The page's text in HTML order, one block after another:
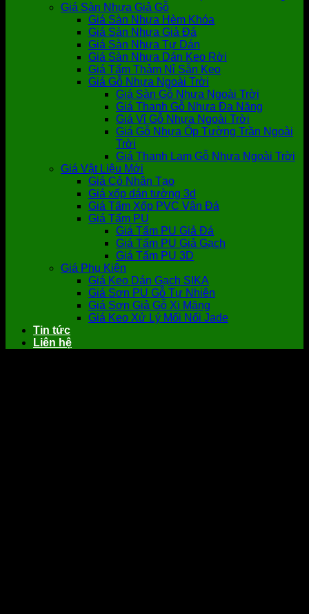
Giá Sàn Nhựa Giả Gỗ
Giá Sàn Nhựa Hèm Khóa
Giá Sàn Nhựa Giả Đá
Giá Sàn Nhựa Tự Dán
Giá Sàn Nhựa Dán Keo Rời
Giá Tấm Thảm Nỉ Sẵn Keo
Giá Gỗ Nhựa Ngoài Trời
Giá Sàn Gỗ Nhựa Ngoài Trời
Giá Thanh Gỗ Nhựa Đa Năng
Giá Vỉ Gỗ Nhựa Ngoài Trời
Giá Gỗ Nhựa Ốp Tường Trần Ngoài
Trời
Giá Thanh Lam Gỗ Nhựa Ngoài Trời
Giá Vật Liệu Mới
Giá Cỏ Nhân Tạo
Giá xốp dán tường 3d
Giá Tấm Xốp PVC Vân Đá
Giá Tấm PU
Giá Tấm PU Giả Đá
Giá Tấm PU Giả Gạch
Giá Tấm PU 3D
Giá Phụ Kiện
Giá Keo Dán Gạch SIKA
Giá Sơn PU Gỗ Tự Nhiên
Giá Sơn Giả Gỗ Xi Măng
Giá Keo Xử Lý Mối Nối Jade
Tin tức
Liên hệ